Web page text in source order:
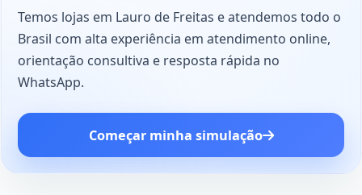
Temos lojas em Lauro de Freitas e atendemos todo o
Brasil com alta experiência em atendimento online,
orientação consultiva e resposta rápida no
WhatsApp.
Começar minha simulação